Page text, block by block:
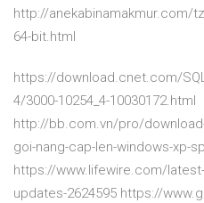
http://anekabinamakmur.com/
64-bit.html
https://download.cnet.com/
4/3000-10254_4-10030172.html
http://bb.com.vn/pro/
goi-nang-cap-len-windows-xp-
https://www.lifewire.com/
updates-2624595 https://